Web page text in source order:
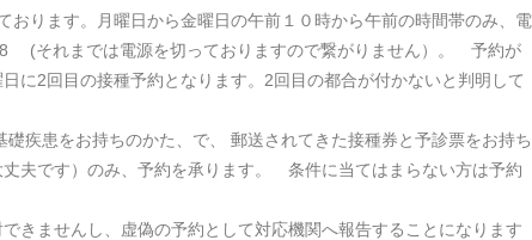
おります。月曜日から金曜日の午前１０時から午前の時間帯のみ、電
(それまでは電源を切っておりますので繋がりません）。 予約が
に2回目の接種予約となります。2回目の都合が付かないと判明して
疾患をお持ちのかた、で、 郵送されてきた接種券と予診票をお持ち
夫です）のみ、予約を承ります。 条件に当てはまらない方は予約
きませんし、虚偽の予約として対応機関へ報告することになります